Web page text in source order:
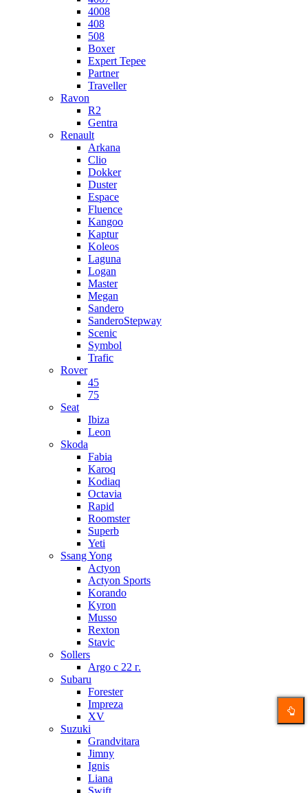
4008
408
508
Boxer
Expert Tepee
Partner
Traveller
Ravon
R2
Gentra
Renault
Arkana
Clio
Dokker
Duster
Espace
Fluence
Kangoo
Kaptur
Koleos
Laguna
Logan
Master
Megan
Sandero
SanderoStepway
Scenic
Symbol
Trafic
Rover
45
75
Seat
Ibiza
Leon
Skoda
Fabia
Karoq
Kodiaq
Octavia
Rapid
Roomster
Superb
Yeti
Ssang Yong
Actyon
Actyon Sports
Korando
Kyron
Musso
Rexton
Stavic
Sollers
Argo с 22 г.
Subaru
Forester
Impreza
XV
Suzuki
Grandvitara
Jimny
Ignis
Liana
Swift